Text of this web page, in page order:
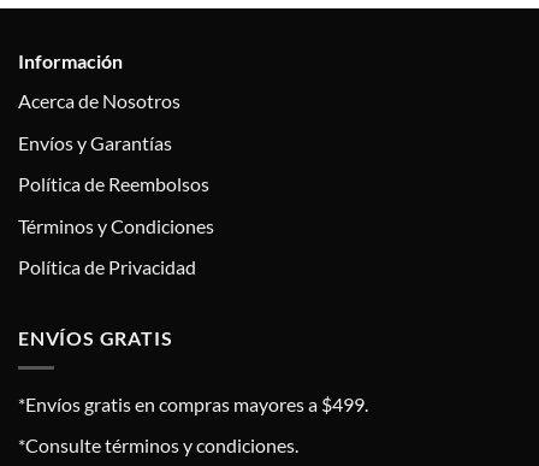
Información
Acerca de Nosotros
Envíos y Garantías
Política de Reembolsos
Términos y Condiciones
Política de Privacidad
ENVÍOS GRATIS
*Envíos gratis en compras mayores a $499.
*Consulte términos y condiciones.